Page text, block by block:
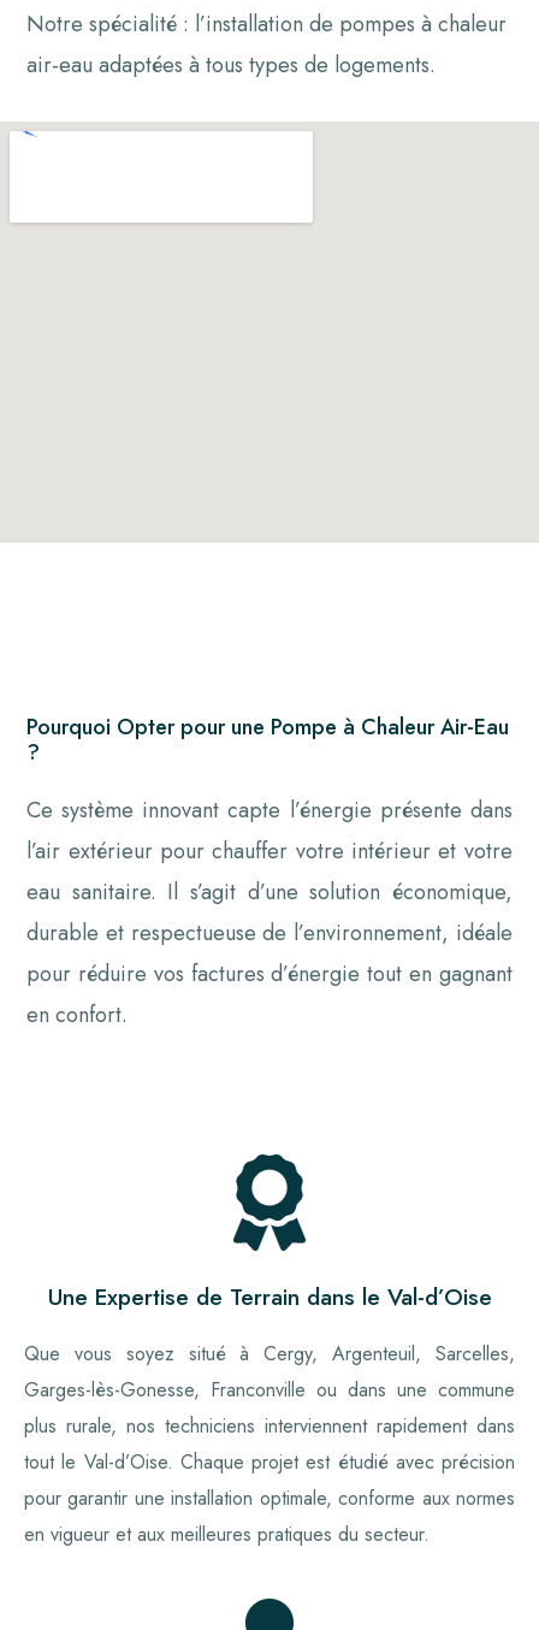
Notre spécialité : l’installation de pompes à chaleur
air-eau adaptées à tous types de logements.
Pourquoi Opter pour une Pompe à Chaleur Air-Eau
?
Ce système innovant capte l’énergie présente dans
l’air extérieur pour chauffer votre intérieur et votre
eau sanitaire. Il s’agit d’une solution économique,
durable et respectueuse de l’environnement, idéale
pour réduire vos factures d’énergie tout en gagnant
en confort.
Une Expertise de Terrain dans le Val-d’Oise
Que vous soyez situé à Cergy, Argenteuil, Sarcelles,
Garges-lès-Gonesse, Franconville ou dans une commune
plus rurale, nos techniciens interviennent rapidement dans
tout le Val-d’Oise. Chaque projet est étudié avec précision
pour garantir une installation optimale, conforme aux normes
en vigueur et aux meilleures pratiques du secteur.